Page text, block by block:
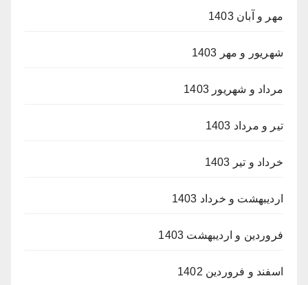
مهر و آبان 1403
شهریور و مهر 1403
مرداد و شهریور 1403
تیر و مرداد 1403
خرداد و تیر 1403
اردیبهشت و خرداد 1403
فروردین و اردیبهشت 1403
اسفند و فروردین 1402